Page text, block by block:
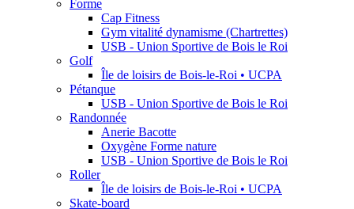
Forme
Cap Fitness
Gym vitalité dynamisme (Chartrettes)
USB - Union Sportive de Bois le Roi
Golf
Île de loisirs de Bois-le-Roi • UCPA
Pétanque
USB - Union Sportive de Bois le Roi
Randonnée
Anerie Bacotte
Oxygène Forme nature
USB - Union Sportive de Bois le Roi
Roller
Île de loisirs de Bois-le-Roi • UCPA
Skate-board